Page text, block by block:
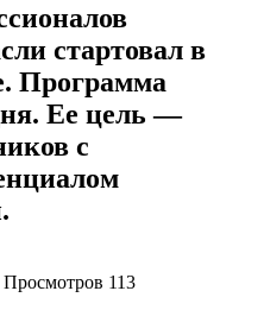
стартовал в
Программа
Ее цель —
с
Просмотров 113